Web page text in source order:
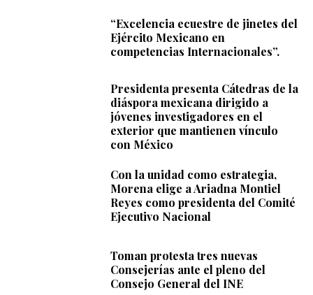
“Excelencia ecuestre de jinetes del
Ejército Mexicano en
competencias Internacionales”.
Presidenta presenta Cátedras de la
diáspora mexicana dirigido a
jóvenes investigadores en el
exterior que mantienen vínculo
con México
Con la unidad como estrategia,
Morena elige a Ariadna Montiel
Reyes como presidenta del Comité
Ejecutivo Nacional
Toman protesta tres nuevas
Consejerías ante el pleno del
Consejo General del INE